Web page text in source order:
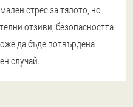
стрес за тялото, но
отзиви, безопасността
да бъде потвърдена
случай.